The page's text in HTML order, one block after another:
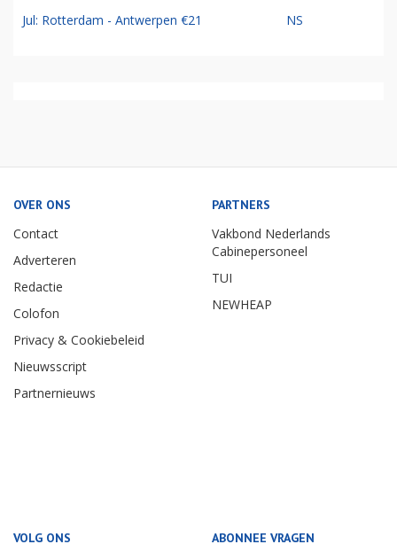
Jul: Rotterdam - Antwerpen €21 NS
OVER ONS
Contact
Adverteren
Redactie
Colofon
Privacy & Cookiebeleid
Nieuwsscript
Partnernieuws
PARTNERS
Vakbond Nederlands
Cabinepersoneel
TUI
NEWHEAP
VOLG ONS ABONNEE VRAGEN